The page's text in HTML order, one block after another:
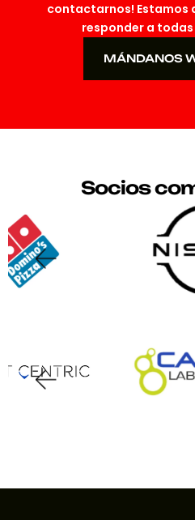
contactarnos! Estamos
responder a
MÁNDANOS
Socios